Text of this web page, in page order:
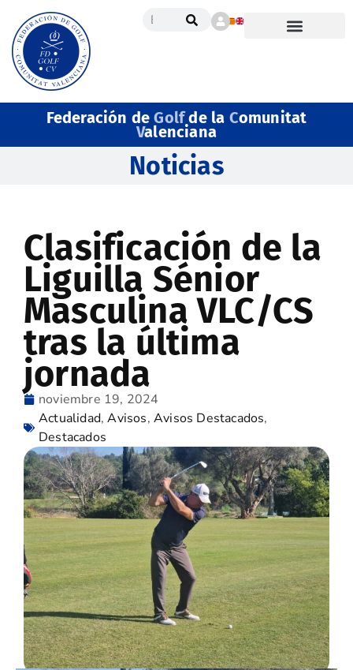
Federación deGolfde la Comunitat
Valenciana
Noticias
Clasificación de la
Liguilla Sénior
Masculina VLC/CS
tras la última
jornada
noviembre 19, 2024
Actualidad,Avisos,Avisos Destacados,
Destacados